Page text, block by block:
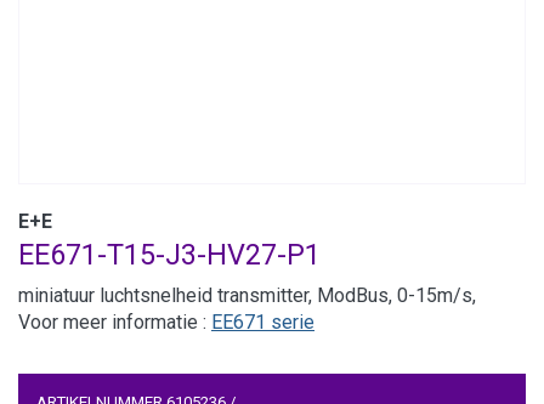
E+E
EE671-T15-J3-HV27-P1
miniatuur luchtsnelheid transmitter, ModBus, 0-15m/s,
Voor meer informatie : EE671 serie